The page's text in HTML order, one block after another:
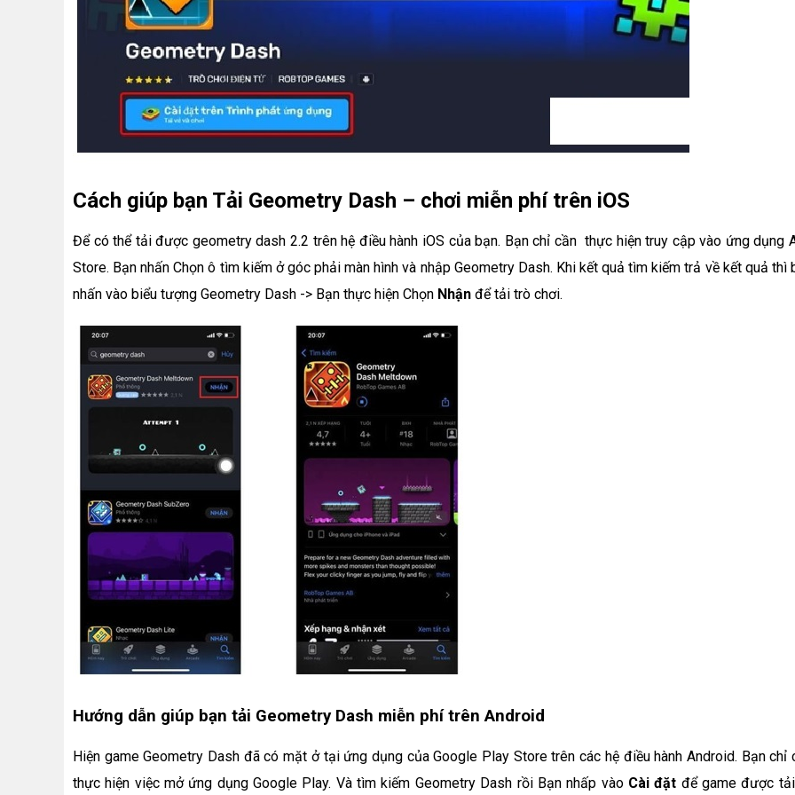
Cách giúp bạn Tải Geometry Dash – chơi miễn phí trên iOS
Để có thể tải được geometry dash 2.2 trên hệ điều hành iOS của bạn. Bạn chỉ cần thực hiện truy cập vào ứng dụng
Store. Bạn nhấn Chọn ô tìm kiếm ở góc phải màn hình và nhập Geometry Dash. Khi kết quả tìm kiếm trả về kết quả thì
nhấn vào biểu tượng Geometry Dash -> Bạn thực hiện Chọn Nhận để tải trò chơi.
Hướng dẫn giúp bạn tải Geometry Dash miễn phí trên Android
Hiện game Geometry Dash đã có mặt ở tại ứng dụng của Google Play Store trên các hệ điều hành Android. Bạn chỉ
thực hiện việc mở ứng dụng Google Play. Và tìm kiếm Geometry Dash rồi Bạn nhấp vào Cài đặt để game được